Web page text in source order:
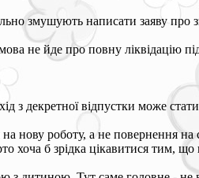
змушують написати заяву про
не йде про повну ліквідацію
з декретної відпустки може
нову роботу, а не повернення на
хоча б зрідка цікавитися тим, що